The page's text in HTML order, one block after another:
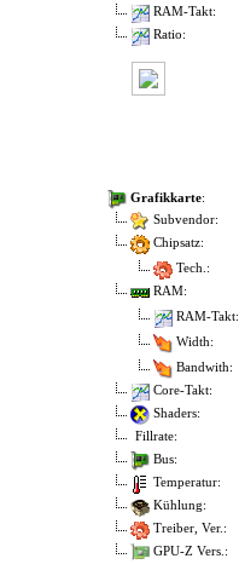
RAM-Takt:
Ratio:
Grafikkarte:
Subvendor:
Chipsatz:
Tech.:
RAM:
RAM-Takt:
Width:
Bandwith:
Core-Takt:
Shaders:
Fillrate:
Bus:
Temperatur:
Kühlung:
Treiber, Ver.:
GPU-Z Vers.: